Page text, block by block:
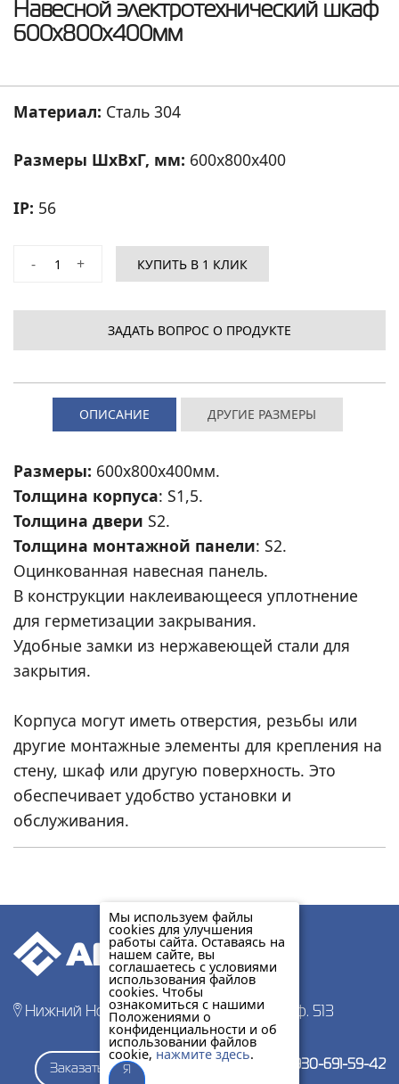
Навесной электротехнический шкаф
600x800x400мм
Материал: Сталь 304
Размеры ШхВхГ, мм: 600x800x400
IP: 56
+
- КУПИТЬ В 1 КЛИК
ЗАДАТЬ ВОПРОС О ПРОДУКТЕ
ОПИСАНИЕ ДРУГИЕ РАЗМЕРЫ
Размеры: 600x800x400мм.
Толщина корпуса: S1,5.
Толщина двери S2.
Толщина монтажной панели: S2.
Оцинкованная навесная панель.
В конструкции наклеивающееся уплотнение
для герметизации закрывания.
Удобные замки из нержавеющей стали для
закрытия.
Корпуса могут иметь отверстия, резьбы или
другие монтажные элементы для крепления на
стену, шкаф или другую поверхность. Это
обеспечивает удобство установки и
обслуживания.
Нижний Новгород, пр-т Гагарина 178, оф. 513
Заказать звонок +7-930-691-59-42
Мы используем файлы
cookies для улучшения
работы сайта. Оставаясь на
нашем сайте, вы
соглашаетесь с условиями
использования файлов
cookies. Чтобы
ознакомиться с нашими
Положениями о
конфиденциальности и об
использовании файлов
cookie, нажмите здесь.
Я